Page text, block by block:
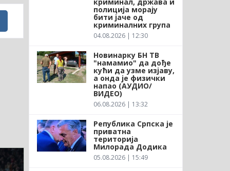
полиција морају
бити јаче од
криминалних група
04.08.2026 | 12:30
Новинарку БН ТВ
"намамио" да дође
кући да узме изјаву,
а онда је физички
напао (АУДИО/
ВИДЕО)
06.08.2026 | 13:32
Република Српска је
приватна
територија
Милорада Додика
05.08.2026 | 15:49